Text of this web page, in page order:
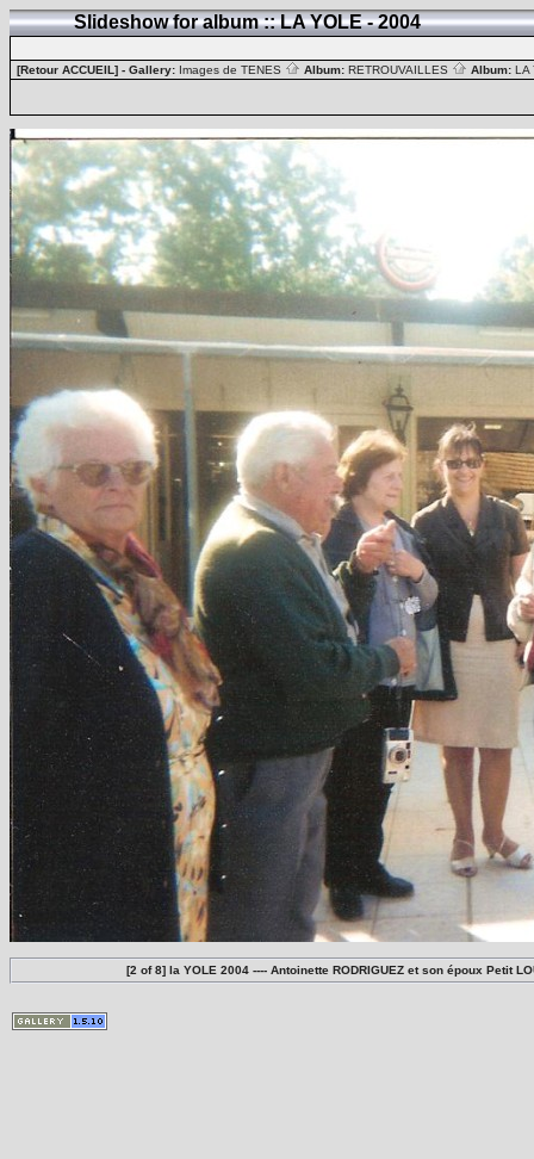
Slideshow for album :: LA YOLE - 2004
[Retour ACCUEIL] - Gallery: Images de TENES Album: RETROUVAILLES Album: LA
[2 of 8] la YOLE 2004 ---- Antoinette RODRIGUEZ et son époux Petit